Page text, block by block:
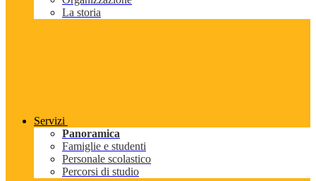
La storia
Servizi
Panoramica
Famiglie e studenti
Personale scolastico
Percorsi di studio